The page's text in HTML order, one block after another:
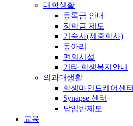
대학생활
등록금 안내
장학금 제도
기숙사(제중학사)
동아리
편의시설
기타 학생복지안내
의과대생활
학생마인드케어센터
Synapse 센터
담임반제도
교육